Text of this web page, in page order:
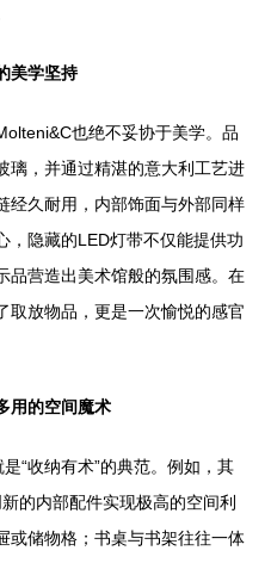
美学坚持
也绝不妥协于美学。品
璃，并通过精湛的意大利工艺进
经久耐用，内部饰面与外部同样
，隐藏的LED灯带不仅能提供功
品营造出美术馆般的氛围感。在
取放物品，更是一次愉悦的感官
用的空间魔术
“收纳有术”的典范。例如，其
的内部配件实现极高的空间利
或储物格；书桌与书架往往一体